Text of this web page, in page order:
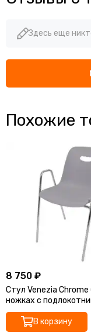
Здесь еще
Похожие
8 750 ₽
Стул Venezia Chrome
ножках с
В корзину